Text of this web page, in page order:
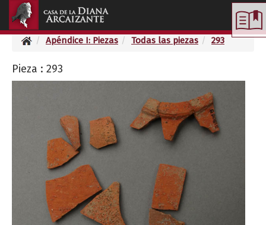
Apéndice I: Piezas Todas las piezas 293
Pieza : 293